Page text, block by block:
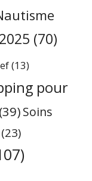
(70)
(13)
pour
(39)Soins
(23)